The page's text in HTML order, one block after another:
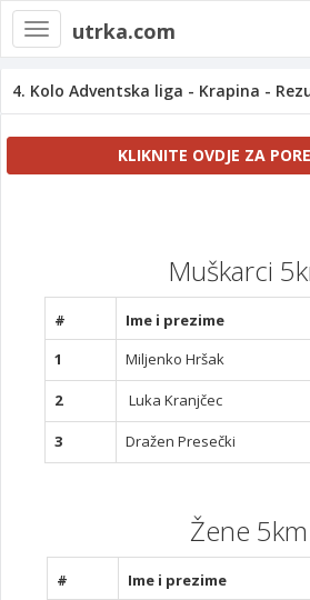
Toggle
navigation
utrka.com
4. Kolo Adventska liga - Krapina -
KLIKNITE OVDJE ZA
Muškarci
# Ime i prezime
1
Miljenko Hršak
2 Luka Kranjčec
3 Dražen Presečki
Žene 5km
# Ime i prezime